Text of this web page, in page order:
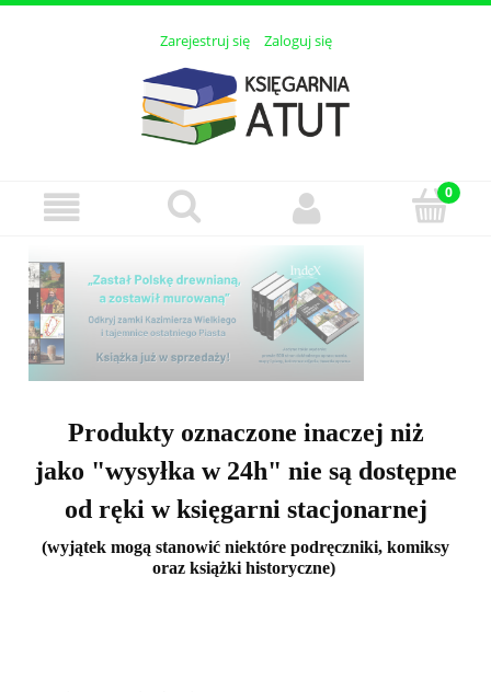
Zarejestruj się Zaloguj się
Produkty oznaczone inaczej niż
jako "wysyłka w 24h" nie są dostępne
od ręki w księgarni stacjonarnej
(wyjątek mogą stanowić niektóre podręczniki, komiksy
oraz książki historyczne)